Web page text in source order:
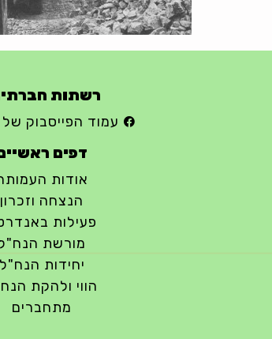
רשתות
עמוד הפייסבוק
דפים
אודות
הנצחה וזכרון
פעילות
מורשת
יחידות הנח"ל
הווי ולהקת
מתחברים